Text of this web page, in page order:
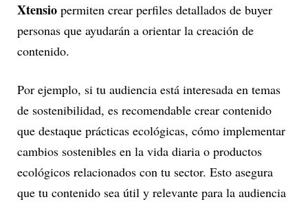
Xtensio permiten crear perfiles detallados de buyer
personas que ayudarán a orientar la creación de
contenido.
Por ejemplo, si tu audiencia está interesada en temas
de sostenibilidad, es recomendable crear contenido
que destaque prácticas ecológicas, cómo implementar
cambios sostenibles en la vida diaria o productos
ecológicos relacionados con tu sector. Esto asegura
que tu contenido sea útil y relevante para la audiencia